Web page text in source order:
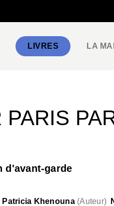
LIVRES LA
PARIS
d'avant-garde
Patricia Khenouna (Auteur)